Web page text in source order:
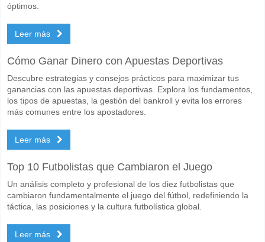
óptimos.
Leer más
Cómo Ganar Dinero con Apuestas Deportivas
Descubre estrategias y consejos prácticos para maximizar tus
ganancias con las apuestas deportivas. Explora los fundamentos,
los tipos de apuestas, la gestión del bankroll y evita los errores
más comunes entre los apostadores.
Leer más
Top 10 Futbolistas que Cambiaron el Juego
Un análisis completo y profesional de los diez futbolistas que
cambiaron fundamentalmente el juego del fútbol, redefiniendo la
táctica, las posiciones y la cultura futbolística global.
Leer más